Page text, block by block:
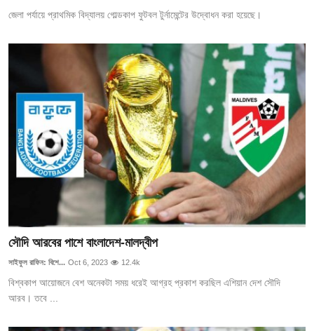
জেলা পর্যায়ে প্রাথমিক বিদ্যালয় গোল্ডকাপ ফুটবল টুর্নামেন্টের উদ্বোধন করা হয়েছে।
সৌদি আরবের পাশে বাংলাদেশ-মালদ্বীপ
সাইফুল রাফিন: বিশে... Oct 6, 2023 12.4k
বিশ্বকাপ আয়োজনে বেশ অনেকটা সময় ধরেই আগ্রহ প্রকাশ করছিল এশিয়ান দেশ সৌদি
আরব। তবে ...